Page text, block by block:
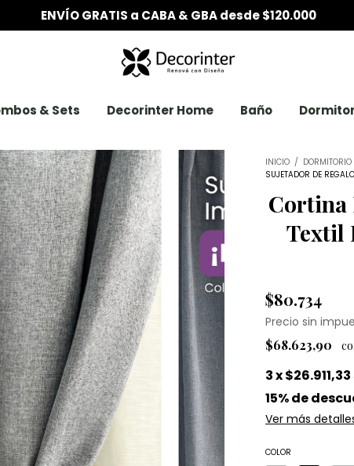
6 CUOTAS SIN INTERÉS desde $200.000
& Sets Decorinter Home Baño
INICIO / DORMITORIO
SUJETADOR DE REGALO
Cortina
Textil
$80.734
Precio sin
$68.623,90
3x$26.911,33
15% de
Ver más
COLOR